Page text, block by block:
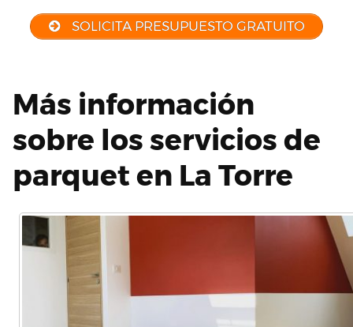
SOLICITA PRESUPUESTO GRATUITO
Más información
sobre los servicios de
parquet en La Torre